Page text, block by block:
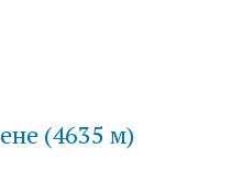
(4635 м)